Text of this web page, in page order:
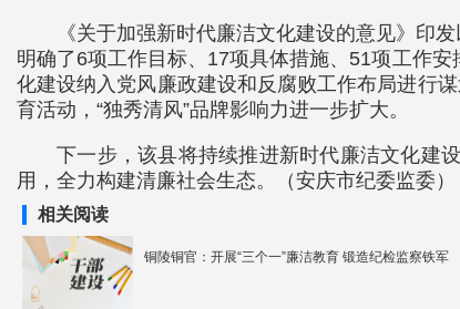
《关于加强新时代廉洁文化建设的意见》印
明确了6项工作目标、17项具体措施、51项工作
化建设纳入党风廉政建设和反腐败工作布局进行
育活动，“独秀清风”品牌影响力进一步扩大。
下一步，该县将持续推进新时代廉洁文化建
用，全力构建清廉社会生态。（安庆市纪委监委）
相关阅读
铜陵铜官：开展“三个一”廉洁教育 锻造纪检监察铁军